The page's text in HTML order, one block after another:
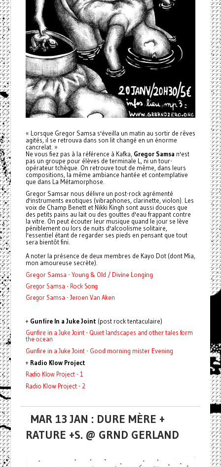
« Lorsque GregorSamsa s'éveilla un matin au sortir de rêves
agités, il se retrouva dans son lit changé en un énorme
cancrelat. »
Ne vous fiez pas à la référence à Kafka, GregorSamsa n'est
pas un groupe pour élèves de terminale L, ni un tour-
opérateur tchèque. On retrouve tout de même, dans leurs
compositions, la même ambiance hantée et contemplative
que dans La Métamorphose.
GregorSamsar nous délivre un post-rock agrémenté
d'instruments exotiques (vibraphones, clarinette, violon). Les
voix de Champ Benett et Nikki Kingh sont aussi douces que
des petits pains au lait ou des gouttes d'eau frappant contre
la vitre. On peut écouter leur musique quand le jour se lève
péniblement ou lors de nuits d'alcoolisme solitaire,
l'essentiel étant de regarder ses pieds en pensant que tout
sera bientôt fini.
A noter la présence de deux membres de Kayo Dot (dont Mia,
mon amoureuse secrète).
Gregor Samsa - Young & Old / Divine Longing
Gregor Samsa - Rock Song
Gregor Samsa - Jeroen Van Aken
+ Gunfire In a Juke Joint (post rock tentaculaire)
Gunfire in a Juke Joint - Quiet landscapes and other tales form
the ocean
Gunfire in a Juke Joint - Good morning mister Evening
+ Radio Klow Project
Radio Klow Project - 1
Radio Klow Project - 2
MAR 13 JAN : DURE MÈRE +
RATURE +S. @ GRND GERLAND